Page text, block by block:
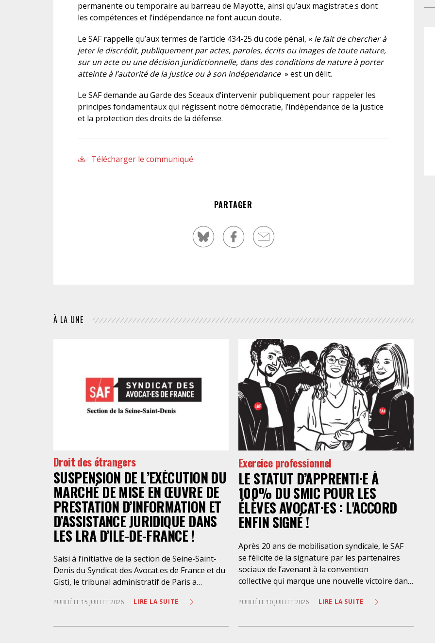
permanente ou temporaire au barreau de Mayotte, ainsi qu’aux magistrat.e.s dont
les compétences et l’indépendance ne font aucun doute.
Le SAF rappelle qu’aux termes de l’article 434-25 du code pénal, « le fait de chercher à
jeter le discrédit, publiquement par actes, paroles, écrits ou images de toute nature,
sur un acte ou une décision juridictionnelle, dans des conditions de nature à porter
atteinte à l’autorité de la justice ou à son indépendance» est un délit.
Le SAF demande au Garde des Sceaux d’intervenir publiquement pour rappeler les
principes fondamentaux qui régissent notre démocratie, l’indépendance de la justice
et la protection des droits de la défense.
Télécharger le communiqué
PARTAGER
À LA UNE
Droit des étrangers
SUSPENSION DE L’EXÉCUTION DU
MARCHÉ DE MISE EN ŒUVRE DE
PRESTATION D’INFORMATION ET
D’ASSISTANCE JURIDIQUE DANS
LES LRA D’ILE-DE-FRANCE !
Saisi à l’initiative de la section de Seine-Saint-
Denis du Syndicat des Avocat.es de France et du
Gisti, le tribunal administratif de Paris a
marché public visant à la « mise en œuvre de
juridique des étrangers maintenus dans les
PUBLIÉ LE 15 JUILLET 2026 LIRE LA SUITE
Exercice professionnel
LE STATUT D’APPRENTI·E À
100% DU SMIC POUR LES
ÉLÈVES AVOCAT·ES : L'ACCORD
ENFIN SIGNÉ !
Après 20 ans de mobilisation syndicale, le SAF
se félicite de la signature par les partenaires
sociaux de l’avenant à la convention
collective qui marque une nouvelle victoire dans
des élèves-avocat·es, avec une rémunération à
géographique ou d’âge. Étant donné la
PUBLIÉ LE 10 JUILLET 2026 LIRE LA SUITE